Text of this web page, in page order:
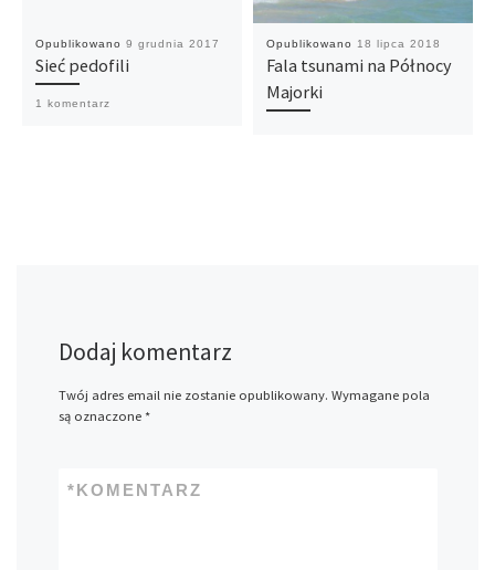
Opublikowano 9 grudnia 2017
Sieć pedofili
1 komentarz
Opublikowano 18 lipca 2018
Fala tsunami na Północy
Majorki
Dodaj komentarz
Twój adres email nie zostanie opublikowany. Wymagane pola
są oznaczone *
KOMENTARZ
*